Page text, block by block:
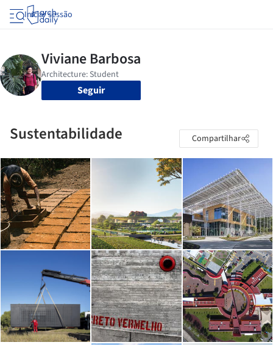
Iniciar sessão
Seguir
Sustentabilidade Compartilhar